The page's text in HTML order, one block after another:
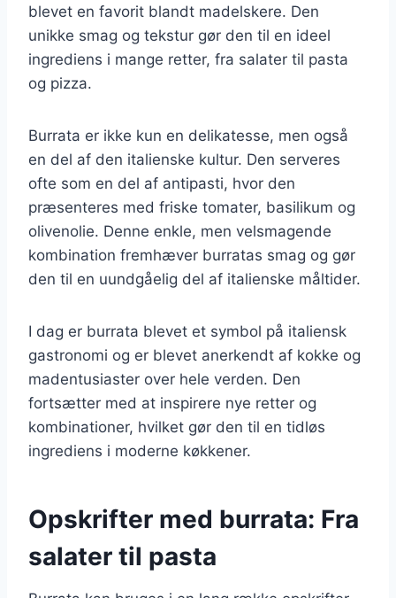
blevet en favorit blandt madelskere. Den
unikke smag og tekstur gør den til en ideel
ingrediens i mange retter, fra salater til pasta
og pizza.
Burrata er ikke kun en delikatesse, men også
en del af den italienske kultur. Den serveres
ofte som en del af antipasti, hvor den
præsenteres med friske tomater, basilikum og
olivenolie. Denne enkle, men velsmagende
kombination fremhæver burratas smag og gør
den til en uundgåelig del af italienske måltider.
I dag er burrata blevet et symbol på italiensk
gastronomi og er blevet anerkendt af kokke og
madentusiaster over hele verden. Den
fortsætter med at inspirere nye retter og
kombinationer, hvilket gør den til en tidløs
ingrediens i moderne køkkener.
Opskrifter med burrata: Fra
salater til pasta